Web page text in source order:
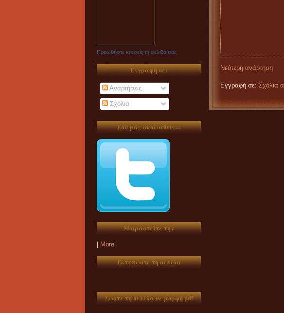
Προωθήστε κι εσείς τη σελίδα σας
Εγγραφή σε:
Αναρτήσεις
Σχόλια
Εσύ μας ακολουθείς:::
Μοιραστείτε την
More
Εκτυπώστε τη σελίδα
Σώστε τη σελίδα σε μορφή pdf
Νεότερη ανάρτηση
Εγγραφή σε: Σχόλια